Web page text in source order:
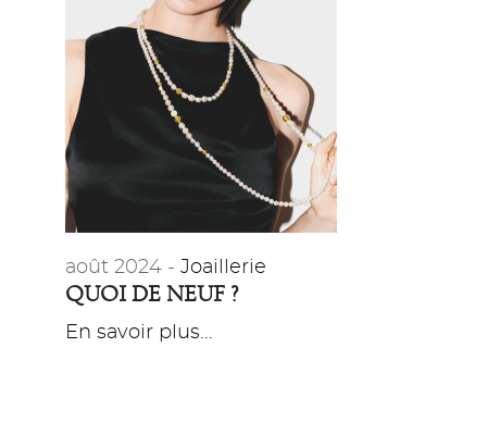
août 2024 - Joaillerie
QUOI DE NEUF ?
En savoir plus...